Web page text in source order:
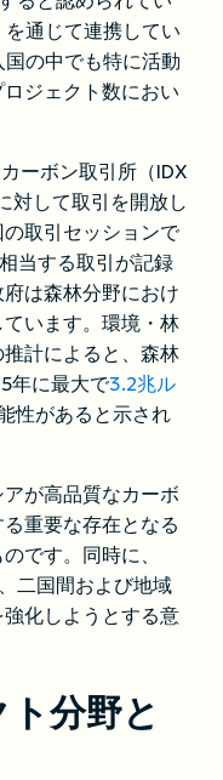
を通じて連携してい
の中でも特に活動
ジェクト数におい
ーボン取引所（IDX
対して取引を開放し
取引セッションで
当する取引が記録
は森林分野におけ
います。環境・林
計によると、森林
年に最大で3.2兆ル
性があると示され
が高品質なカーボ
重要な存在となる
です。同時に、
二国間および地域
化しようとする意
分野と